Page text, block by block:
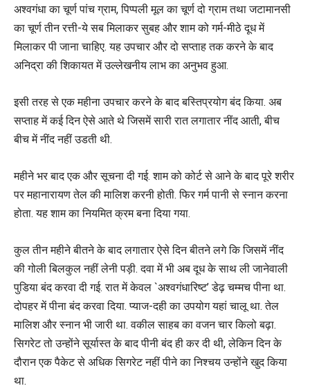
अश्वगंधा का चूर्ण पांच ग्राम, पिप्पली मूल का चूर्ण दो ग्राम तथा जटामानसी
का चूर्ण तीन रत्ती-ये सब मिलाकर सुबह और शाम को गर्म-मीठे दूध में
मिलाकर पी जाना चाहिए. यह उपचार और दो सप्ताह तक करने के बाद
अनिद्रा की शिकायत में उल्लेखनीय लाभ का अनुभव हुआ.
इसी तरह से एक महीना उपचार करने के बाद बस्तिप्रयोग बंद किया. अब
सप्ताह में कई दिन ऐसे आते थे जिसमें सारी रात लगातार नींद आती, बीच
बीच में नींद नहीं उडती थी.
महीने भर बाद एक और सूचना दी गई. शाम को कोर्ट से आने के बाद पूरे शरीर
पर महानारायण तेल की मालिश करनी होती. फिर गर्म पानी से स्नान करना
होता. यह शाम का नियमित क्रम बना दिया गया.
कुल तीन महीने बीतने के बाद लगातार ऐसे दिन बीतने लगे कि जिसमें नींद
की गोली बिलकुल नहीं लेनी पड़ी. दवा में भी अब दूध के साथ ली जानेवाली
पुडिया बंद करवा दी गई. रात में केवल `अश्वगंधारिष्ट’ डेढ़ चम्मच पीना था.
दोपहर में पीना बंद करवा दिया. प्याज-दही का उपयोग यहां चालू था. तेल
मालिश और स्नान भी जारी था. वकील साहब का वजन चार किलो बढ़ा.
सिगरेट तो उन्होंने सूर्यास्त के बाद पीनी बंद ही कर दी थी, लेकिन दिन के
दौरान एक पैकेट से अधिक सिगरेट नहीं पीने का निश्चय उन्होंने खुद किया
था.